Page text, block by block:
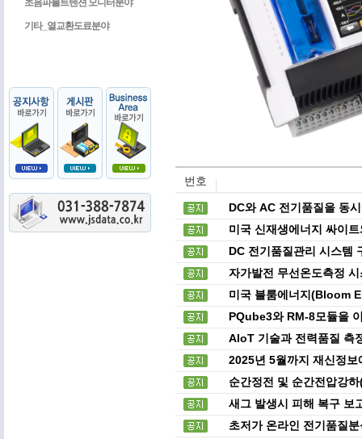
초음파볼트텐션 모니터분야
기타_열교환도료분야
번호
DC와 AC 전기품질을 동
미국 신재생에너지 싸이
DC 전기품질관리 시스템
자가발전 무선온도측정
미국 블룸에너지(Bloom
PQube3와 RM-8모듈을
AIoT 기술과 전력품질 측
2025년 5월까지 재신정
순간정전 및 순간전압강
새그 발생시 피해 복구 보
초저가 온라인 전기품질